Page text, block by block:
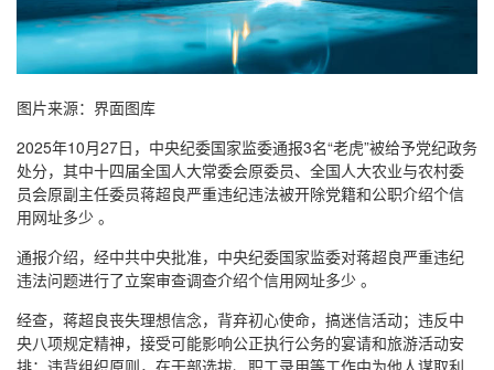
图片来源：界面图库
2025年10月27日，中央纪委国家监委通报3名“老虎”被给予党纪政务
处分，其中十四届全国人大常委会原委员、全国人大农业与农村委
员会原副主任委员蒋超良严重违纪违法被开除党籍和公职介绍个信
用网址多少 。
通报介绍，经中共中央批准，中央纪委国家监委对蒋超良严重违纪
违法问题进行了立案审查调查介绍个信用网址多少 。
经查，蒋超良丧失理想信念，背弃初心使命，搞迷信活动；违反中
央八项规定精神，接受可能影响公正执行公务的宴请和旅游活动安
排；违背组织原则，在干部选拔、职工录用等工作中为他人谋取利